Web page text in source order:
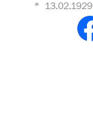
13.02.1929